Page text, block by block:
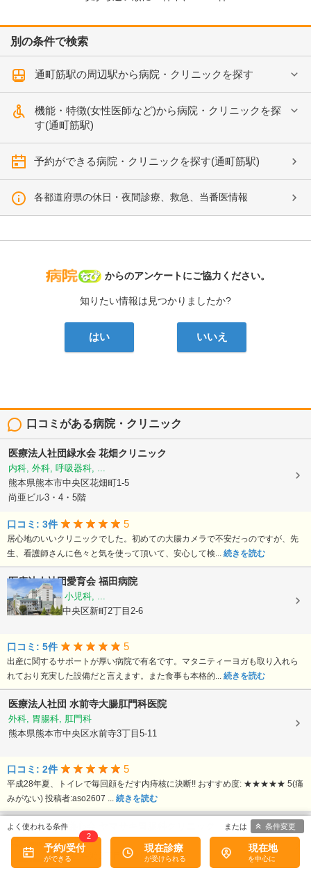
別の条件で検索
通町筋駅の周辺駅から病院・クリニックを探す
機能・特徴(女性医師など)から病院・クリニックを探
す(通町筋駅)
予約ができる病院・クリニックを探す(通町筋駅)
各都道府県の休日・夜間診療、救急、当番医情報
病院なび
からのアンケートにご協力ください。
知りたい情報は見つかりましたか?
はい いいえ
口コミがある病院・クリニック
医療法人社団緑水会 花畑クリニック
内科, 外科, 呼吸器科, ...
熊本県熊本市中央区花畑町1-5
尚亜ビル3・4・5階
口コミ: 3件 5
居心地のいいクリニックでした。初めての大腸カメラで不安だっのですが、先
生、看護師さんに色々と気を使って頂いて、安心して検... 続きを読む
医療法人社団愛育会 福田病院
産科, 婦人科, 小児科, ...
熊本県熊本市中央区新町2丁目2-6
口コミ: 5件 5
出産に関するサポートが厚い病院で有名です。マタニティーヨガも取り入れら
れており充実した設備だと言えます。また食事も本格的... 続きを読む
医療法人社団 水前寺大腸肛門科医院
外科, 胃腸科, 肛門科
熊本県熊本市中央区水前寺3丁目5-11
口コミ: 2件 5
平成28年夏、トイレで毎回顔をだす内痔核に決断!! おすすめ度: ★★★★★ 5(痛
みがない) 投稿者:aso2607 ... 続きを読む
医療法人社団謙心会
内科, 外科, 消化器科, ...
熊本県熊本市南区馬渡2丁目12-21
予約/受付
2
現在診療 現在地
条件変更